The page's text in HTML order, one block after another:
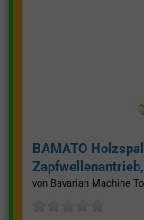
BAMATO
Spaltkraft 22
von Bavarian Machine